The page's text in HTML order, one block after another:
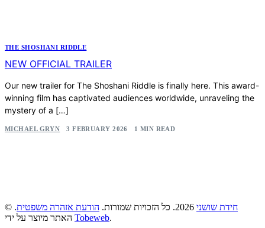
THE SHOSHANI RIDDLE
NEW OFFICIAL TRAILER
Our new trailer for The Shoshani Riddle is finally here. This award-
winning film has captivated audiences worldwide, unraveling the
mystery of a […]
MICHAEL GRYN 3 FEBRUARY 2026 1 MIN READ
© חידת שושני הודעת אזהרה משפטית.
Tobeweb.